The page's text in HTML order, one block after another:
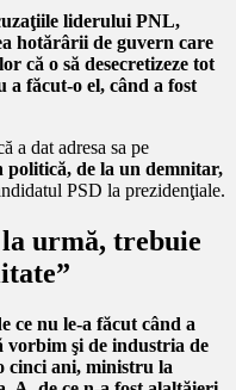
liderului PNL,
hotărârii de guvern care
că o să desecretizeze tot
a făcut-o el, când a fost
a dat adresa sa pe
politică, de la un demnitar,
PSD la prezidenţiale.
urmă, trebuie
ce nu le-a făcut când a
vorbim şi de industria de
cinci ani, ministru la